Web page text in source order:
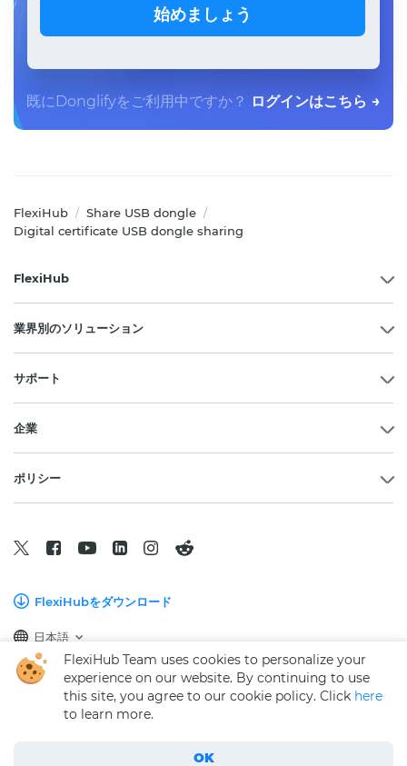
FlexiHub Team uses cookies to personalize your
experience on our website. By continuing to use
this site, you agree to our cookie policy. Click here
to learn more.
OK
始めましょう
既にDonglifyをご利用中ですか？ ログインはこちら →
FlexiHub / Share USB dongle /
Digital certificate USB dongle sharing
FlexiHub
業界別のソリューション
サポート
企業
ポリシー
FlexiHubをダウンロード
日本語
Copyright © 2026 Electronic Team, Inc., その関連会社およびライセンサ
法律情報。